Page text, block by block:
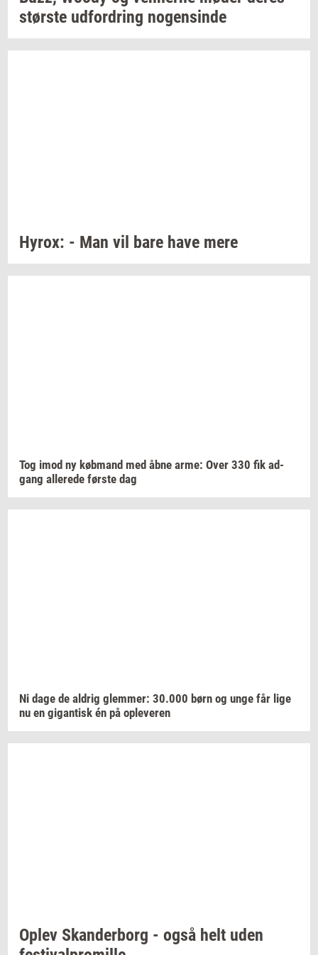
stør­ste ud­for­dring no­gen­sin­de
Hyrox: - Man vil bare have mere
Tog imod ny køb­mand med åbne arme: Over 330 fik ad­
gang al­le­re­de før­ste dag
Ni dage de al­drig glem­mer: 30.000 børn og unge får lige
nu en gi­gan­tisk én på op­le­ve­ren
Oplev Skan­der­borg - også helt uden